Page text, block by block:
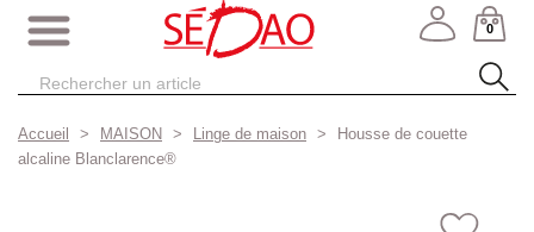
0
Accueil MAISON Linge de maison
Housse de couette
alcaline Blanclarence®